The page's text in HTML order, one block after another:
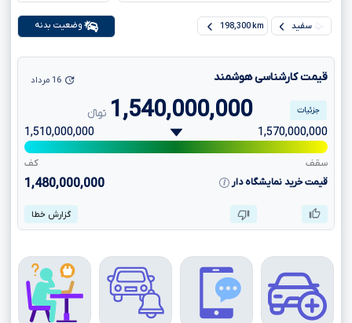
سفید 198,300 km وضعیت بدنه
قیمت کارشناسی هوشمند
1,540,000,000 تومانءءء
16 مرداد
جزئیات
1,570,000,000
1,510,000,000
سقف
کف
قیمت خرید نمایشگاه دار
1,480,000,000
گزارش خطا